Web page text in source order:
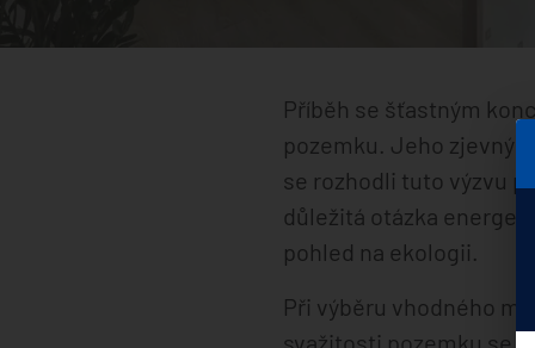
Příběh se šťastným
pozemku. Jeho
se rozhodli tuto výzvu
důležitá otázka
pohled na ekologii.
Při výběru vhodného
svažitosti pozemku se